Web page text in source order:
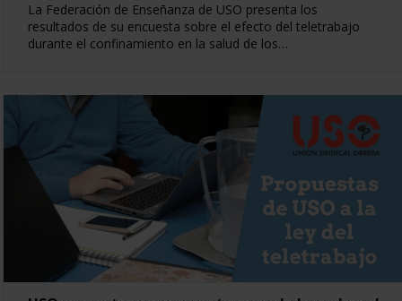
La Federación de Enseñanza de USO presenta los
resultados de su encuesta sobre el efecto del teletrabajo
durante el confinamiento en la salud de los…